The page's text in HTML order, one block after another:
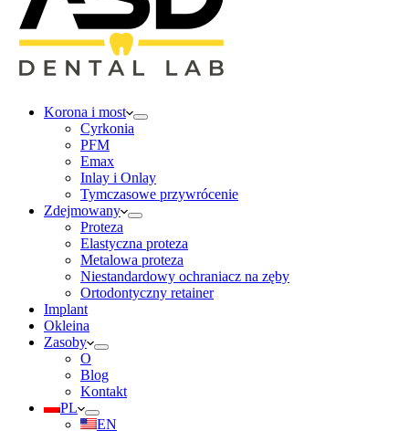
Korona i most
Cyrkonia
PFM
Emax
Inlay i Onlay
Tymczasowe przywrócenie
Zdejmowany
Proteza
Elastyczna proteza
Metalowa proteza
Niestandardowy ochraniacz na zęby
Ortodontyczny retainer
Implant
Okleina
Zasoby
O
Blog
Kontakt
PL
EN